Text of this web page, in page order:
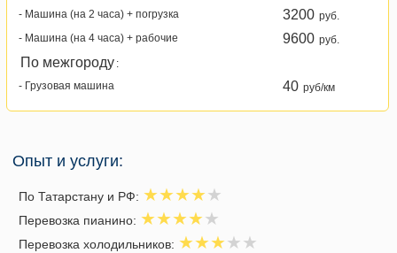
- Машина (на 2 часа) + погрузка
3200 руб.
- Машина (на 4 часа) + рабочие
9600 руб.
По межгороду :
- Грузовая машина
40 руб/км
Опыт и услуги:
По Татарстану и РФ:
Перевозка пианино:
Перевозка холодильников: